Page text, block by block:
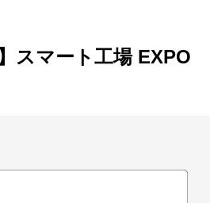
スマート工場 EXPO